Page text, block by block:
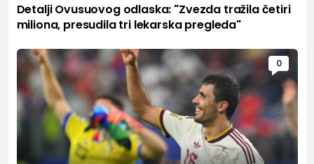
Detalji Ovusuovog odlaska: "Zvezda tražila četiri
miliona, presudila tri lekarska pregleda"
0